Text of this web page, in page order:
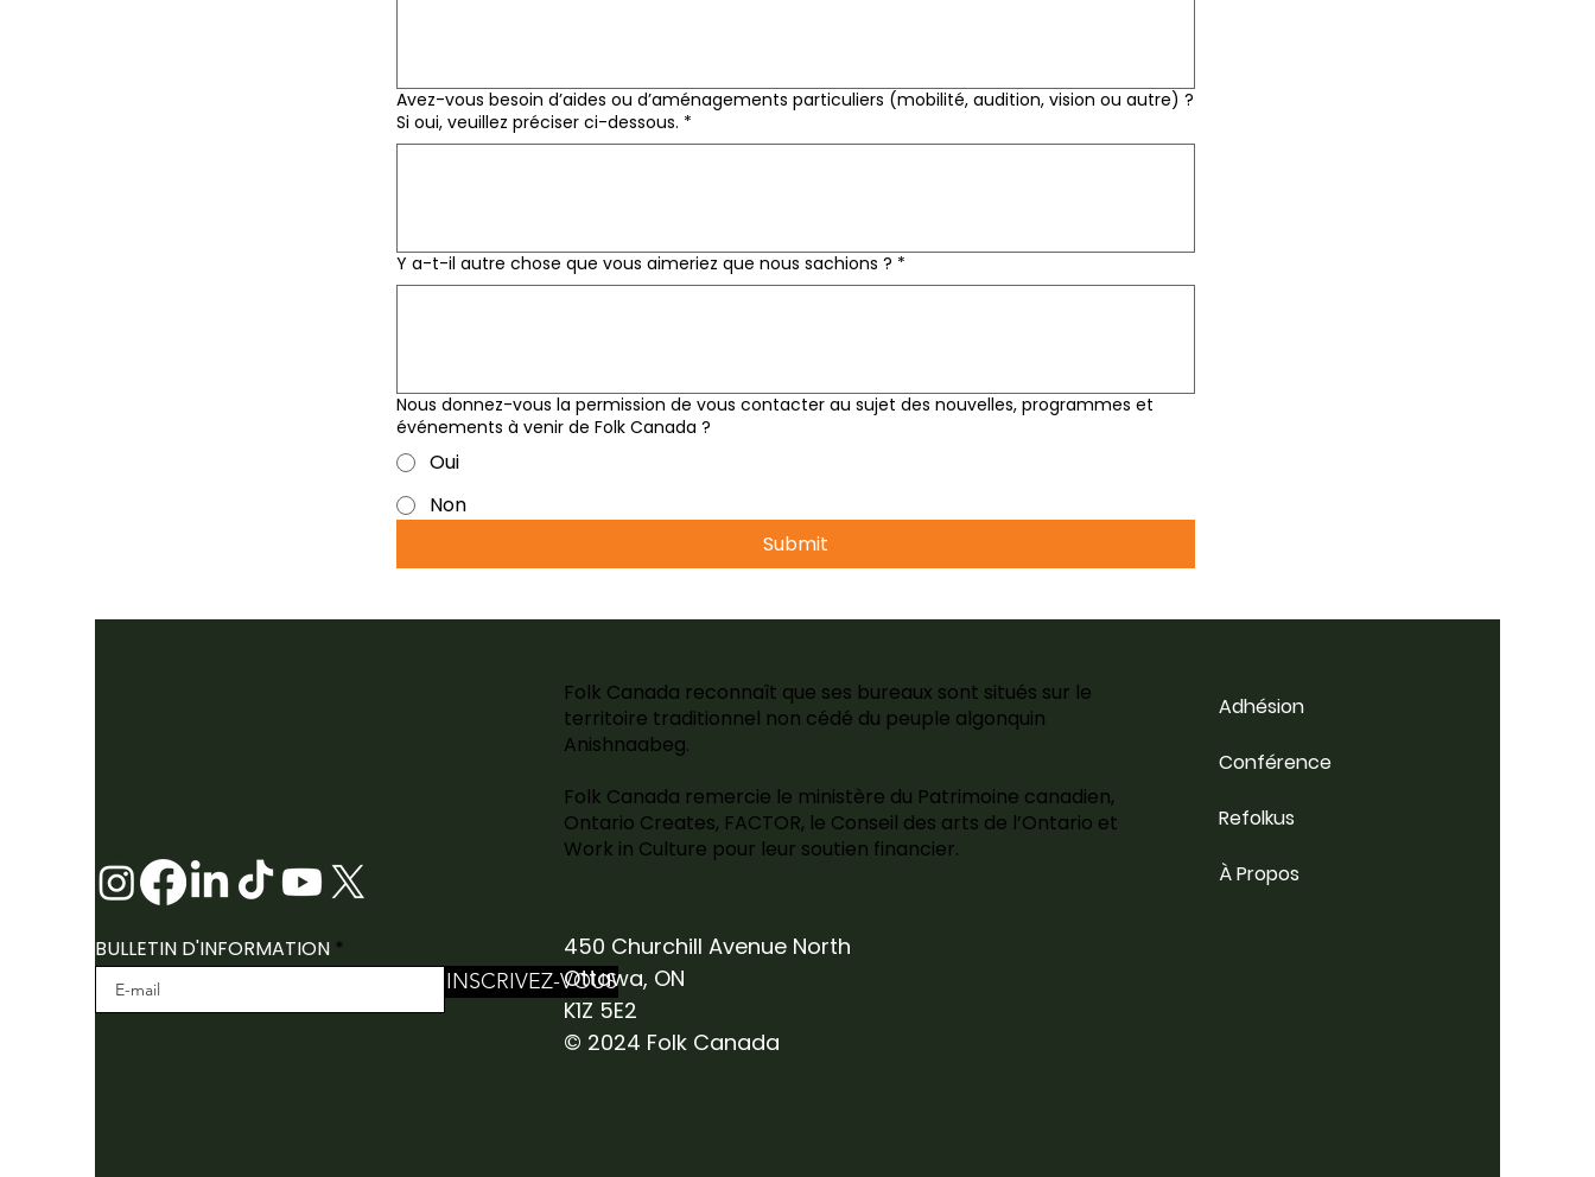
Avez-vous besoin d’aides ou d’aménagements particuliers (mobilité, audition, vision ou autre) ?
Si oui, veuillez préciser ci-dessous. *
Y a-t-il autre chose que vous aimeriez que nous sachions ? *
Nous donnez-vous la permission de vous contacter au sujet des nouvelles, programmes et
événements à venir de Folk Canada ?
Oui
Non
Submit
BULLETIN D'INFORMATION
INSCRIVEZ-VOUS
Folk Canada reconnaît que ses bureaux sont situés sur le
territoire traditionnel non cédé du peuple algonquin
Anishnaabeg.
Folk Canada remercie le ministère du Patrimoine canadien,
Ontario Creates, FACTOR, le Conseil des arts de l’Ontario et
Work in Culture pour leur soutien financier.
450 Churchill Avenue North
Ottawa, ON
K1Z 5E2
© 2024 Folk Canada
Adhésion
Conférence
Refolkus
À Propos